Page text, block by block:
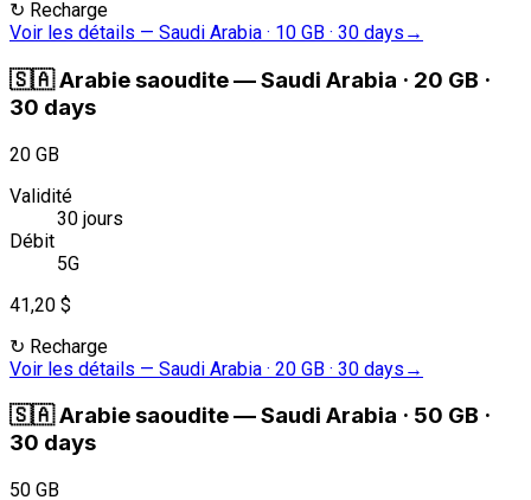
↻ Recharge
Voir les détails — Saudi Arabia · 10 GB · 30 days →
🇸🇦Arabie saoudite—Saudi Arabia · 20 GB ·
30 days
20 GB
Validité
30 jours
Débit
5G
41,20 $
↻ Recharge
Voir les détails — Saudi Arabia · 20 GB · 30 days →
🇸🇦Arabie saoudite—Saudi Arabia · 50 GB ·
30 days
50 GB